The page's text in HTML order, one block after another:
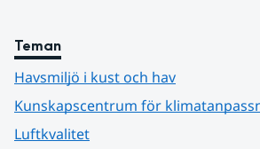
Teman
Havsmiljö i kust och hav
Kunskapscentrum för
Luftkvalitet